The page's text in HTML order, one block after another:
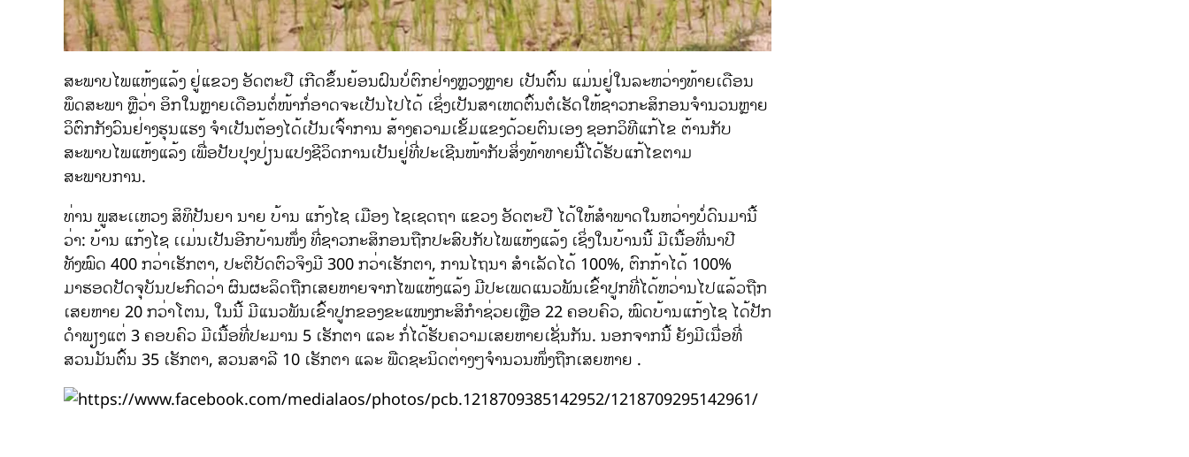
ສະພາບໄພແຫ້ງແລ້ງ ຢູ່ແຂວງ ອັດຕະປື ເກີດຂຶ້ນຍ້ອນຝົນບໍ່ຕົກຢ່າງຫຼວງຫຼາຍ ເປັນຕົ້ນ ແມ່ນຢູ່ໃນລະຫວ່າງທ້າຍເດືອນ
ພຶດສະພາ ຫຼືວ່າ ອິກໃນຫຼາຍເດືອນຕໍ່ໜ້າກໍ່ອາດຈະເປັນໄປໄດ້ ເຊິ່ງເປັນສາເຫດຕົ້ນຕໍເຮັດໃຫ້ຊາວກະສິກອນຈຳນວນຫຼາຍ
ວິຕົກກັງວົນຢ່າງຮຸນແຮງ ຈຳເປັນຕ້ອງໄດ້ເປັນເຈົ້າການ ສ້າງຄວາມເຂັ້ມແຂງດ້ວຍຕົນເອງ ຊອກວິທີແກ້ໄຂ ຕ້ານກັບ
ສະພາບໄພແຫ້ງແລ້ງ ເພື່ອປັບປຸງປ່ຽນແປງຊີວິດການເປັນຢູ່ທີ່ປະເຊີນໜ້າກັບສິ່ງທ້າທາຍນີ້ໄດ້ຮັບແກ້ໄຂຕາມ
ສະພາບການ.
ທ່ານ ພູສະເເຫວງ ສິທິປັນຍາ ນາຍ ບ້ານ ແກ້ງໄຊ ເມືອງ ໄຊເຊດຖາ ແຂວງ ອັດຕະປື ໄດ້ໃຫ້ສຳພາດໃນຫວ່າງບໍ່ດົນມານີ້
ວ່າ: ບ້ານ ແກ້ງໄຊ ເເມ່ນເປັນອີກບ້ານໜຶ່ງ ທີ່ຊາວກະສິກອນຖືກປະສົບກັບໄພແຫ້ງແລ້ງ ເຊິ່ງໃນບ້ານນີ້ ມີເນື້ອທີ່ນາປີ
ທັງໝົດ 400 ກວ່າເຮັກຕາ, ປະຕິບັດຕົວຈິງມີ 300 ກວ່າເຮັກຕາ, ການໄຖນາ ສຳເລັດໄດ້ 100%, ຕົກກ້າໄດ້ 100%
ມາຮອດປັດຈຸບັນປະກົດວ່າ ຜົນຜະລິດຖືກເສຍຫາຍຈາກໄພແຫ້ງແລ້ງ ມີປະເພດແນວພັນເຂົ້າປູກທີ່ໄດ້ຫວ່ານໄປແລ້ວຖືກ
ເສຍຫາຍ 20 ກວ່າໂຕນ, ໃນນີ້ ມີແນວພັນເຂົ້າປູກຂອງຂະແໜງກະສິກຳຊ່ວຍເຫຼືອ 22 ຄອບຄົວ, ໝົດບ້ານແກ້ງໄຊ ໄດ້ປັກ
ດຳພຽງແຕ່ 3 ຄອບຄົວ ມີເນື້ອທີ່ປະມານ 5 ເຮັກຕາ ແລະ ກໍ່ໄດ້ຮັບຄວາມເສຍຫາຍເຊັ່ນກັນ. ນອກຈາກນີ້ ຍັງມີເນື່ອທີ່
ສວນມັນຕົ້ນ 35 ເຮັກຕາ, ສວນສາລີ 10 ເຮັກຕາ ແລະ ພືດຊະນິດຕ່າງໆຈຳນວນໜຶ່ງຖືກເສຍຫາຍ .